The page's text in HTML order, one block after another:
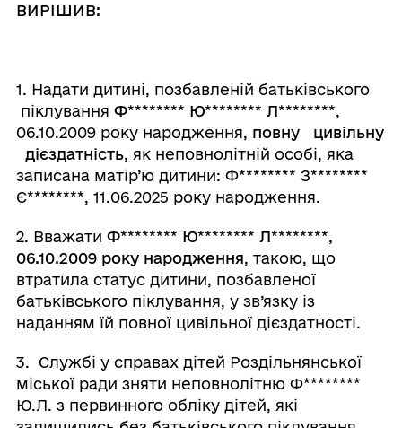
ВИРІШИВ:
1. Надати дитині, позбавленій батьківського
піклування Ф******** Ю******** Л********,
06.10.2009 року народження, повну цивільну
дієздатність, як неповнолітній особі, яка
записана матір’ю дитини: Ф******** З********
Є********, 11.06.2025 року народження.
2. Вважати Ф******** Ю******** Л********,
06.10.2009 року народження, такою, що
втратила статус дитини, позбавленої
батьківського піклування, у зв’язку із
наданням їй повної цивільної дієздатності.
3. Службі у справах дітей Роздільнянської
міської ради зняти неповнолітню Ф********
Ю.Л. з первинного обліку дітей, які